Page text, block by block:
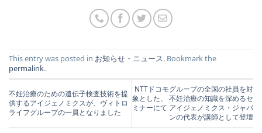
This entry was posted in お知らせ・ニュース. Bookmark the
permalink.
不妊治療のための遺伝子検査技術を提
供するアイジェノミクスが、ヴィトロ
ライフグループの一員となりました
NTTドコモグループの全国の社員を対
象とした、 不妊治療の知識を深めるセ
ミナーにて アイジェノミクス・ジャパ
ンの代表が講師として登壇